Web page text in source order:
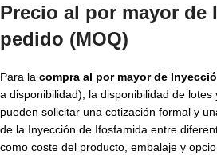
Precio al por mayor de
pedido (MOQ)
Para la compra al por mayor de
a disponibilidad), la disponibilidad de
pueden solicitar una cotización formal y
de la Inyección de Ifosfamida entre
como coste del producto, embalaje y